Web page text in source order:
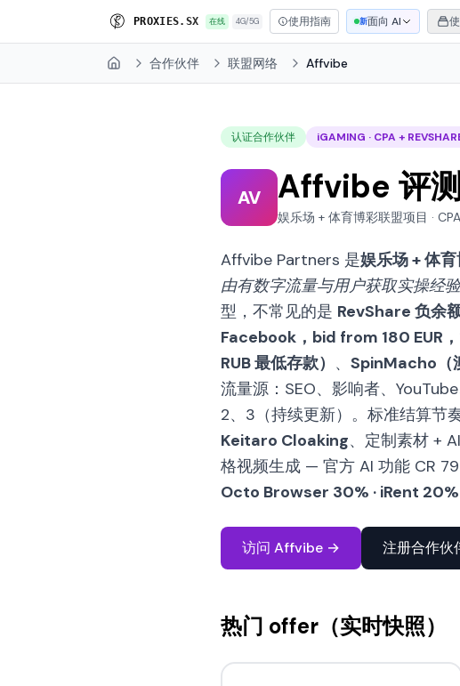
PROXI ES. SX 在线 4G/5G 使用指南 新面向 AI
Home 合作伙伴 联盟网络 Affvibe
认证合作伙伴 iGAMING · CPA +
AV Affvibe 评
娱乐场 + 体育博彩联盟项目 ·
Affvibe Partners 是娱乐场 + 体
由有数字流量与用户获取实操经
型，不常见的是 RevShare 负余
Facebook，bid from 180 EUR，
RUB 最低存款） 、 SpinMacho（
流量源：SEO、影响者、
2、3（持续更新）。标准结算节
Keitaro Cloaking、定制素材 +
格视频生成 — 官方 AI 功能 CR
Octo Browser 30% · iRent
访问 Affvibe → 注册合作伙
热门 offer（实时快照）